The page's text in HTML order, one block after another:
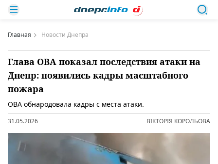
Главная Новости Днепра
Глава ОВА показал последствия атаки на
Днепр: появились кадры масштабного
пожара
ОВА обнародовала кадры с места атаки.
31.05.2026 ВІКТОРІЯ КОРОЛЬОВА